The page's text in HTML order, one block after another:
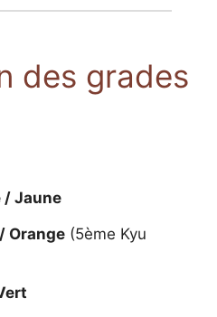
des grades
/ Jaune
Orange (5ème Kyu